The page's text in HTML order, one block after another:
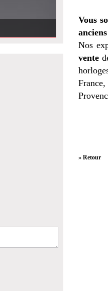
Vous
Nos
vente
» Retour